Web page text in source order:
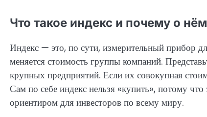
Что такое индекс и почему о
Индекс — это, по сути, измерительный прибор
меняется стоимость группы компаний.
крупных предприятий. Если их совокупная
Сам по себе индекс нельзя «купить», потому
ориентиром для инвесторов по всему миру.